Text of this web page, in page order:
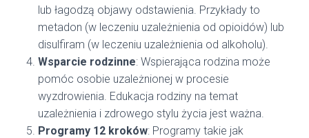
lub łagodzą objawy odstawienia. Przykłady to
metadon (w leczeniu uzależnienia od opioidów) lub
disulfiram (w leczeniu uzależnienia od alkoholu).
Wsparcie rodzinne: Wspierająca rodzina może
pomóc osobie uzależnionej w procesie
wyzdrowienia. Edukacja rodziny na temat
uzależnienia i zdrowego stylu życia jest ważna.
Programy 12 kroków: Programy takie jak